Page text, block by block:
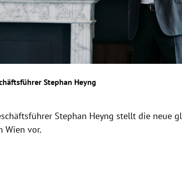
Stephan Heyng
Stephan Heyng stellt die neue
Wien vor.